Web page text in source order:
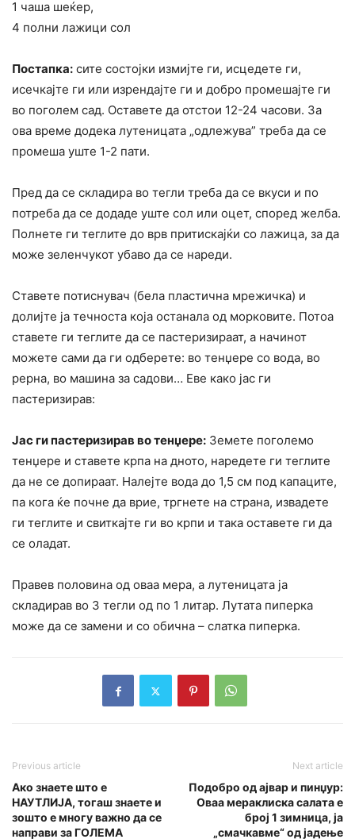
1 чаша шеќер,
4 полни лажици сол
Постапка: сите состојки измијте ги, исцедете ги,
исечкајте ги или изрендајте ги и добро промешајте ги
во поголем сад. Оставете да отстои 12-24 часови. За
ова време додека лутеницата „одлежува” треба да се
промеша уште 1-2 пати.
Пред да се складира во тегли треба да се вкуси и по
потреба да се додаде уште сол или оцет, според желба.
Полнете ги теглите до врв притискајќи со лажица, за да
може зеленчукот убаво да се нареди.
Ставете потиснувач (бела пластична мрежичка) и
долијте ја течноста која останала од морковите. Потоа
ставете ги теглите да се пастеризираат, а начинот
можете сами да ги одберете: во тенџере со вода, во
рерна, во машина за садови… Еве како јас ги
пастеризирав:
Јас ги пастеризирав во тенџере: Земете поголемо
тенџере и ставете крпа на дното, наредете ги теглите
да не се допираат. Налејте вода до 1,5 см под капаците,
па кога ќе почне да врие, тргнете на страна, извадете
ги теглите и свиткајте ги во крпи и така оставете ги да
се оладат.
Правев половина од оваа мера, а лутеницата ја
складирав во 3 тегли од по 1 литар. Лутата пиперка
може да се замени и со обична – слатка пиперка.
Previous article
Ако знаете што е
НАУТЛИЈА, тогаш знаете и
зошто е многу важно да се
направи за ГОЛЕМА
Next article
Подобро од ајвар и пинџур:
Оваа мераклиска салата е
број 1 зимница, ја
„смачкавме“ oд јадење